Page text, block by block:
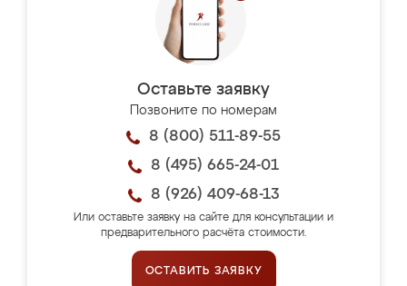
Оставьте заявку
Позвоните по номерам
8 (800) 511-89-55
8 (495) 665-24-01
8 (926) 409-68-13
Или оставьте заявку на сайте для консультации и
предварительного расчёта стоимости.
ОСТАВИТЬ ЗАЯВКУ